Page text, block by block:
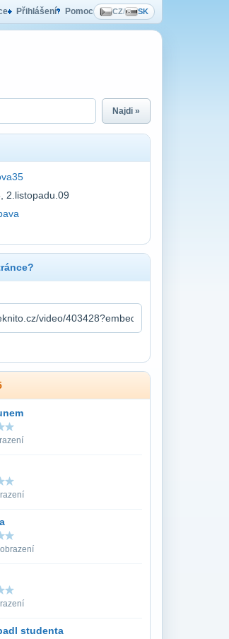
Přihlášení Pomoc CZ/ SK
Najdi »
2.listopadu.09
studenta